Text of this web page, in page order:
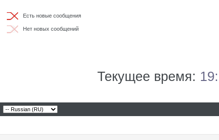
Есть новые сообщения
Нет новых сообщений
Текущее время: